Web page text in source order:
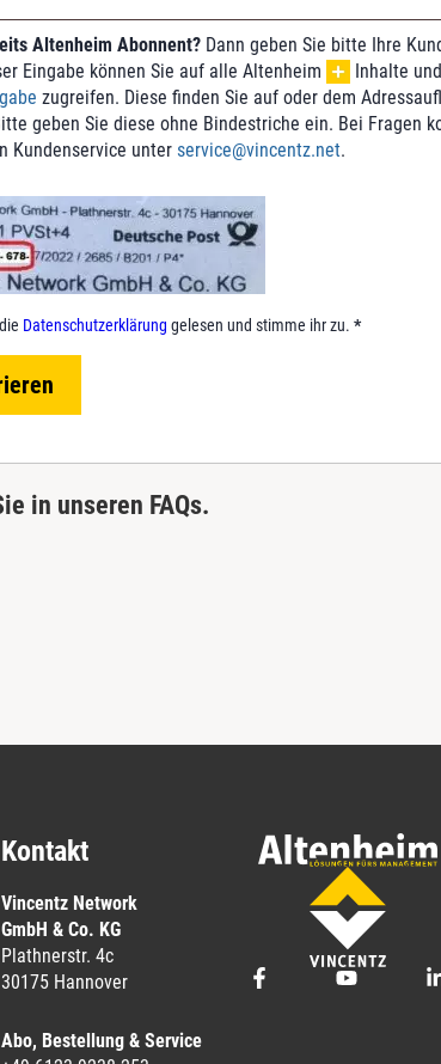
Altenheim Abonnent? Dann geben Sie bitte Ihre
Eingabe können Sie auf alle Altenheim
Inhalte
zugreifen. Diese finden Sie auf oder dem
geben Sie diese ohne Bindestriche ein. Bei Fragen
Kundenservice unter service@vincentz.net.
Datenschutzerklärung gelesen und stimme ihr zu. *
in unseren FAQs.
Kontakt
Vincentz Network
GmbH & Co. KG
Plathnerstr. 4c
30175 Hannover
Abo, Bestellung & Service